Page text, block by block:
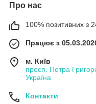
Про нас
100% позитивних з 24
Працює з
м. Київ
просп. Петра
Україна
Контакти